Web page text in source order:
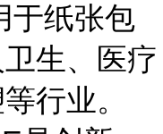
于纸张包
生、医疗
行业。